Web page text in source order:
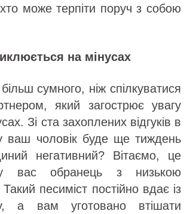
може терпіти поруч з собою
на мінусах
сумного, ніж спілкуватися
який загострює увагу
Зі ста захоплених відгуків в
ваш чоловік буде ще тиждень
негативний? Вітаємо, це
обранець з низькою
песиміст постійно вдає із
а вам уготовано втішати